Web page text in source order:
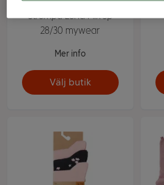
Strumpa Lund Mix 5p
28/30 mywear
Mer info
Välj butik